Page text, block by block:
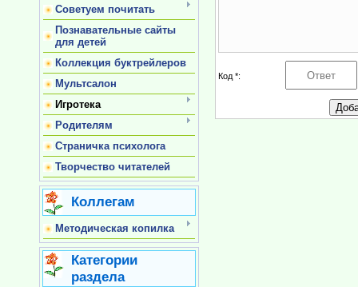
Советуем почитать
Познавательные сайты
для детей
Коллекция буктрейлеров
Мультсалон
Игротека
Родителям
Страничка психолога
Творчество читателей
Коллегам
Методическая копилка
Категории
раздела
Код *: